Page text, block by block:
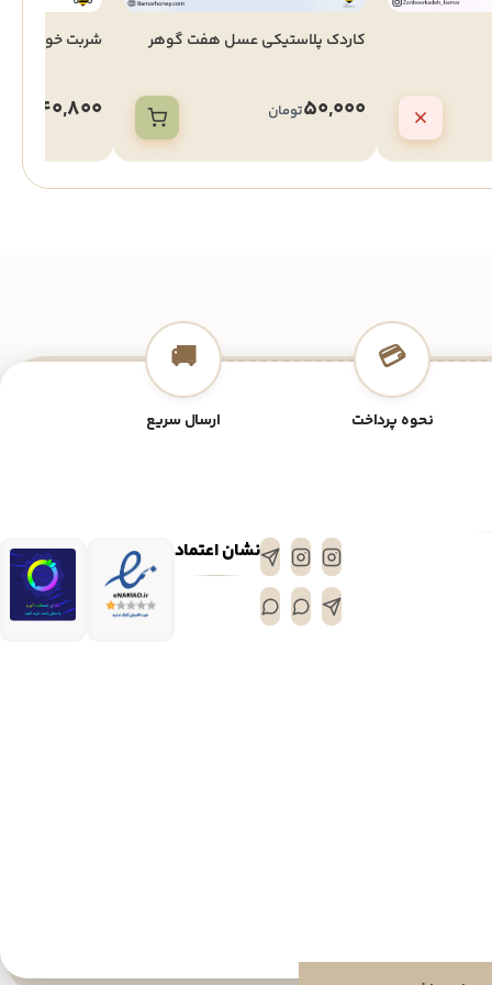
کاردک پلاستیکی عسل هفت گوهر
50,000تومان
شربت خوری
40,800
💳
نحوه پرداخت
🚚
ارسال سریع
نشان اعتماد